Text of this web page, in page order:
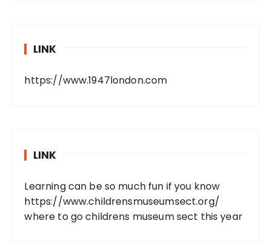
LINK
https://www.1947london.com
LINK
Learning can be so much fun if you know
https://www.childrensmuseumsect.org/
where to go childrens museum sect this year